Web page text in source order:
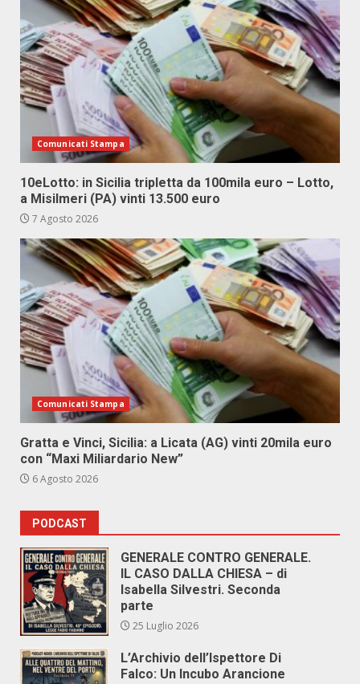
Comunicati Stampa
10eLotto: in Sicilia tripletta da 100mila euro – Lotto,
a Misilmeri (PA) vinti 13.500 euro
7 Agosto 2026
Comunicati Stampa
Gratta e Vinci, Sicilia: a Licata (AG) vinti 20mila euro
con “Maxi Miliardario New”
6 Agosto 2026
PODCAST
GENERALE CONTRO GENERALE.
IL CASO DALLA CHIESA – di
Isabella Silvestri. Seconda
parte
25 Luglio 2026
L’Archivio dell’Ispettore Di
Falco: Un Incubo Arancione